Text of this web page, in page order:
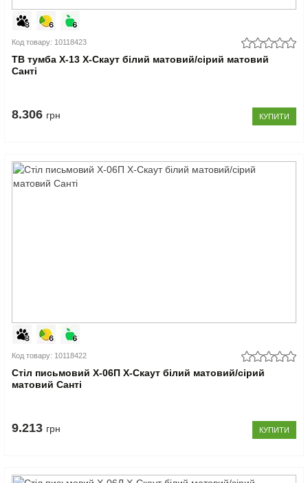
Код товару: 10118423
ТВ тумба Х-13 X-Скаут білий матовий/сірий матовий
Санті
8.306 грн КУПИТИ
Код товару: 10118422
Стіл письмовий Х-06П X-Скаут білий матовий/сірий
матовий Санті
9.213 грн КУПИТИ